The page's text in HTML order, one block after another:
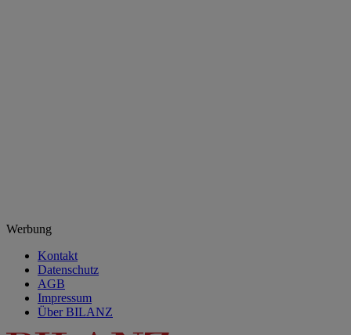
Werbung
Kontakt
Datenschutz
AGB
Impressum
Über BILANZ